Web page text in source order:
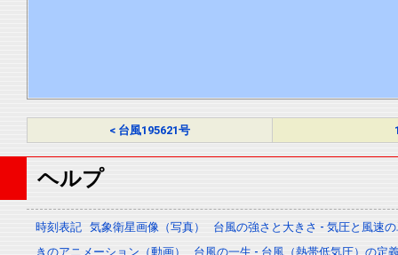
< 台風195621号
ヘルプ
時刻表記 気象衛星画像（写真）
台風の強さと大きさ - 気圧と風速
きのアニメーション（動画）
台風の一生 - 台風（熱帯低気圧）の定